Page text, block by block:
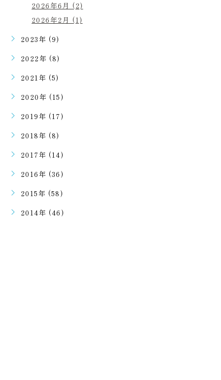
2026年6月 (2)
2026年2月 (1)
2023年 (9)
2022年 (8)
2021年 (5)
2020年 (15)
2019年 (17)
2018年 (8)
2017年 (14)
2016年 (36)
2015年 (58)
2014年 (46)